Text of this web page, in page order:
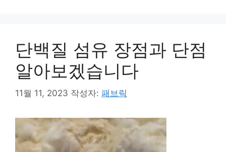
단백질 섬유 장점과 단점
알아보겠습니다
11월 11, 2023 작성자: 패브릭